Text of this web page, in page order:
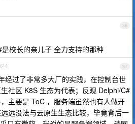
36
校长的亲儿子 全力支持的那种
37
经过了非常多大厂的实践，在控制台世
社区 K8S 生态为代表；反观 Delphi/C#
主要是 ToC ，服务端虽然也有人做开
远没法与云原生生态比较，毕竟背后一